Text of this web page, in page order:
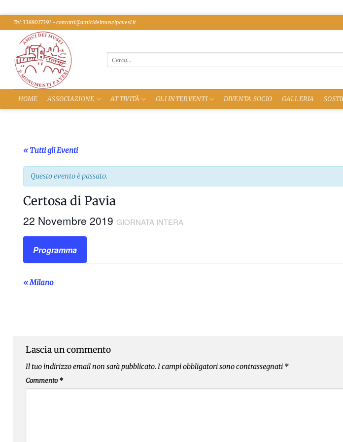
Salta
ai
contenuti
Tel: 3388017391 - contatti@amicideimuseipavesi.it
HOME ASSOCIAZIONE ATTIVITÀ GLI INTERVENTI DIVENTA SOCIO GALLERIA
« Tutti gli Eventi
Questo evento è passato.
Certosa di Pavia
22 Novembre 2019 GIORNATA INTERA
Programma
Evento
«Milano
Lascia un commento
Il tuo indirizzo email non sarà pubblicato. I campi obbligatori sono contrassegnati *
Commento*